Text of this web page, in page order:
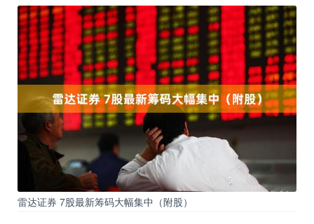
雷达证券 7股最新筹码大幅集中（附股）